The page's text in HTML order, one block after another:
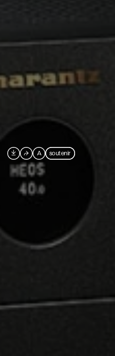
 ⮫ A soutenir